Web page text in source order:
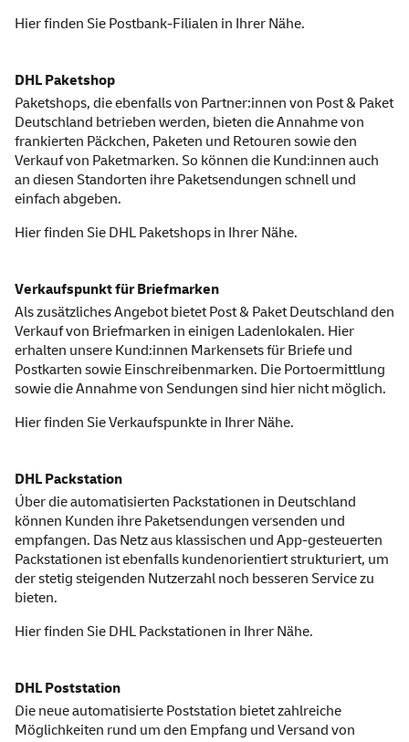
Hier finden Sie Postbank-Filialen in Ihrer Nähe.
DHL Paketshop
Paketshops, die ebenfalls von Partner:innen von Post & Paket
Deutschland betrieben werden, bieten die Annahme von
frankierten Päckchen, Paketen und Retouren sowie den
Verkauf von Paketmarken. So können die Kund:innen auch
an diesen Standorten ihre Paketsendungen schnell und
einfach abgeben.
Hier finden Sie DHL Paketshops in Ihrer Nähe.
Verkaufspunkt für Briefmarken
Als zusätzliches Angebot bietet Post & Paket Deutschland den
Verkauf von Briefmarken in einigen Ladenlokalen. Hier
erhalten unsere Kund:innen Markensetsfür Briefe und
Postkarten sowie Einschreibenmarken. Die Portoermittlung
sowie die Annahme von Sendungen sind hier nicht möglich.
Hier finden SieVerkaufspunkte in Ihrer Nähe.
DHL Packstation
Über die automatisierten Packstationen in Deutschland
können Kunden ihre Paketsendungen versenden und
empfangen. Das Netz aus klassischen und App-gesteuerten
Packstationen ist ebenfalls kundenorientiert strukturiert, um
der stetig steigenden Nutzerzahl noch besseren Servicezu
bieten.
Hier finden Sie DHL Packstationen in Ihrer Nähe.
DHL Poststation
Die neue automatisierte Poststation bietet zahlreiche
Möglichkeiten rund um den Empfang und Versand von